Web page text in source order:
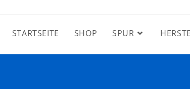
STARTSEITE SHOP SPUR